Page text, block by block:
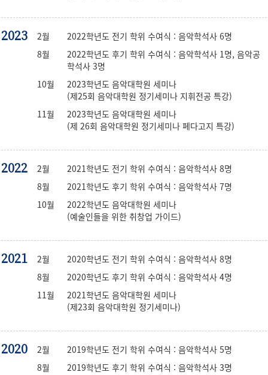
2023 2월
2022학년도 전기 학위 수여식 : 음악학석사 6명
8월
2022학년도 후기 학위 수여식 : 음악학석사 1명, 음악공
학석사 3명
10월
2023학년도 음악대학원 세미나
(제25회 음악대학원 정기세미나 지휘전공 특강)
11월
2023학년도 음악대학원 세미나
(제 26회 음악대학원 정기세미나 페다고지 특강)
2022 2월
2021학년도 전기 학위 수여식 : 음악학석사 8명
8월
2021학년도 후기 학위 수여식 : 음악학석사 7명
10월
2022학년도 음악대학원 세미나
(예술인들을 위한 취창업 가이드)
2021 2월
2020학년도 전기 학위 수여식 : 음악학석사 8명
8월
2020학년도 후기 학위 수여식 : 음악학석사 4명
11월
2021학년도 음악대학원 세미나
(제23회 음악대학원 정기세미나)
2020 2월
2019학년도 전기 학위 수여식 : 음악학석사 5명
8월
2019학년도 후기 학위 수여식 : 음악학석사 3명